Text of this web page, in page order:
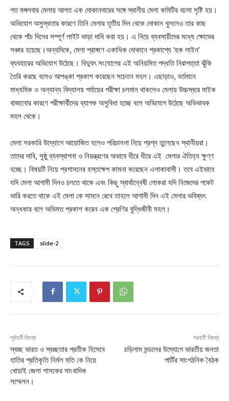
গত মঙ্গলবার মেলায় আগত এক দোকানদারের সঙ্গে স্থানীয় মেলা কমিটির বচসা সৃষ্টি হয়।
অভিযোগ অসুস্থতার কারণে তিনি মেলার তৃতীয় দিন থেকে দোকান খুললেও তার কাছ
থেকে পাঁচ দিনের সম্পূর্ণ লাইট ভাড়া দাবি করা হয়। এ নিয়ে ব্যবসায়ীদের মধ্যে ক্ষোভের
সঞ্চার হয়েছে।অন্যদিকে, মেলা প্রাঙ্গণে একাধিক দোকানে প্রকাশ্যে ‘হুক লাইন’
ব্যবহারের অভিযোগ উঠেছে। বিদ্যুৎ সংযোগের এই অনিয়মিত পদ্ধতি নিরাপত্তা ঝুঁকি
তৈরি করছে বলেও আশঙ্কা প্রকাশ করেছেন সচেতন মহল। এছাড়াও, বর্তমানে
মাধ্যমিক ও অন্যান্য বিদ্যালয় পর্যায়ের পরীক্ষা চলমান থাকলেও মেলায় উচ্চস্বরে মাইক
বাজানোর কারণে পরীক্ষার্থীদের ব্যাপক অসুবিধা হচ্ছে বলে অভিযোগ উঠেছে অভিভাবক
মহল থেকে।
মেলা সরকারি উদ্যোগে আয়োজিত হলেও পরিচালনা নিয়ে প্রশ্ন তুলেছেন স্থানীয়রা।
তাদের দাবি, সুষ্ঠু ব্যবস্থাপনা ও নিয়ন্ত্রণের অভাবে ধীরে ধীরে এই মেলার ঐতিহ্য ক্ষুণ্ণ
হচ্ছে। বিষয়টি নিয়ে প্রশাসনের হস্তক্ষেপ কামনা করেছেন এলাকাবাসী। তবে এইভাবে
যদি মেলা আগামী দিনও চলতে থাকে এবং কিছু স্বার্থান্বেষী লোকরা যদি নিজেদের পকেট
ভারি করতে থাকে এই মেলা কে সামনে রেখে তাহলে আগামী দিন এই মেলার ভবিষ্যৎ
অন্ধকার বলে অভিমত প্রকাশ করেন এক শ্রেণির বুদ্ধিজীবী মহল।
TAGS slide-2
পূর্ববর্তী নিবন্ধ
স্বচ্ছ ভারত ও স্বচ্ছতার প্রতীক হিসেবে
হাতির প্রতিকৃতি নির্মল মতি কে নিয়ে
খোয়াই জেলা শাসকের সাংবাদিক
সম্মেলন।
পরবর্তী নিবন্ধ
চড়িলাম মন্ডলের উদ্যোগে ভারতীয় জনতা
পার্টির সাংগঠনিক বৈঠক